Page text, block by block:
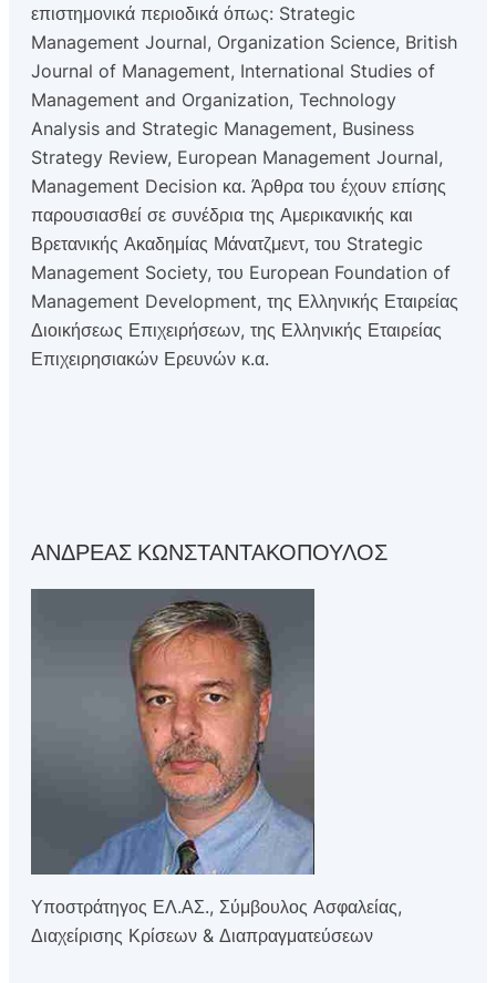
επιστημονικά περιοδικά όπως: Strategic
Management Journal, Organization Science, British
Journal of Management, International Studies of
Management and Organization, Technology
Analysis and Strategic Management, Business
Strategy Review, European Management Journal,
Management Decision κα. Άρθρα του έχουν επίσης
παρουσιασθεί σε συνέδρια της Αμερικανικής και
Βρετανικής Ακαδημίας Μάνατζμεντ, του Strategic
Management Society, του European Foundation of
Management Development, της Ελληνικής Εταιρείας
Διοικήσεως Επιχειρήσεων, της Ελληνικής Εταιρείας
Επιχειρησιακών Ερευνών κ.α.
ΑΝΔΡΕΑΣ ΚΩΝΣΤΑΝΤΑΚΟΠΟΥΛΟΣ
Υποστράτηγος ΕΛ.ΑΣ., Σύμβουλος Ασφαλείας,
Διαχείρισης Κρίσεων & Διαπραγματεύσεων